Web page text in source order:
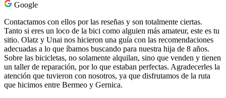
Google
Contactamos con ellos por las reseñas y son totalmente ciertas.
Tanto si eres un loco de la bici como alguien más amateur, este es tu
sitio. Olatz y Unai nos hicieron una guía con las recomendaciones
adecuadas a lo que íbamos buscando para nuestra hija de 8 años.
Sobre las bicicletas, no solamente alquilan, sino que venden y tienen
un taller de reparación, por lo que estaban perfectas. Agradecerles la
atención que tuvieron con nosotros, ya que disfrutamos de la ruta
que hicimos entre Bermeo y Gernica.